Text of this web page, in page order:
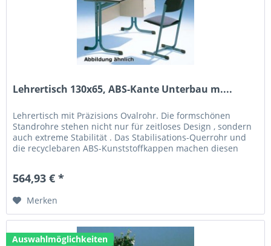
Lehrertisch 130x65, ABS-Kante Unterbau m....
Lehrertisch mit Präzisions Ovalrohr. Die formschönen
Standrohre stehen nicht nur für zeitloses Design , sondern
auch extreme Stabilität . Das Stabilisations-Querrohr und
die recyclebaren ABS-Kunststoffkappen machen diesen
564,93 € *
Merken
Auswahlmöglichkeiten